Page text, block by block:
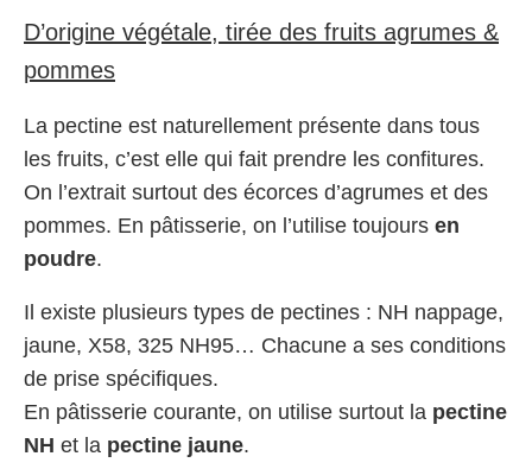
D’origine végétale, tirée des fruits agrumes &
pommes
La pectine est naturellement présente dans tous
les fruits, c’est elle qui fait prendre les confitures.
On l’extrait surtout des écorces d’agrumes et des
pommes. En pâtisserie, on l’utilise toujours en
poudre.
Il existe plusieurs types de pectines : NH nappage,
jaune, X58, 325 NH95… Chacune a ses conditions
de prise spécifiques.
En pâtisserie courante, on utilise surtout la pectine
NH et la pectine jaune.